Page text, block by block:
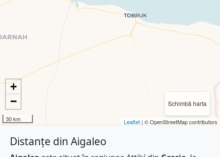
Schimbă harta
+
−
30 km Leaflet | © OpenStreetMap contributors
Distanțe din Aigaleo